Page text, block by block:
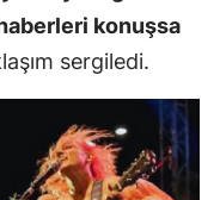
konuşsa
sergiledi.